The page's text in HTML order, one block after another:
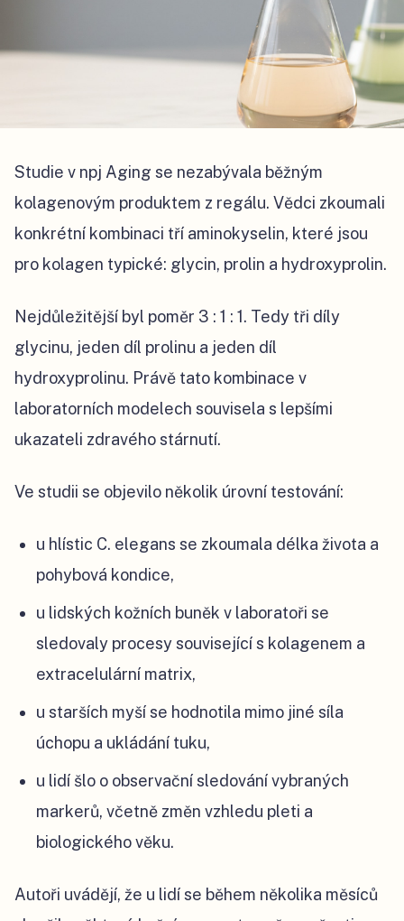
Studie v npj Aging se nezabývala běžným
kolagenovým produktem z regálu. Vědci zkoumali
konkrétní kombinaci tří aminokyselin, které jsou
pro kolagen typické: glycin, prolin a hydroxyprolin.
Nejdůležitější byl poměr 3 : 1 : 1. Tedy tři díly
glycinu, jeden díl prolinu a jeden díl
hydroxyprolinu. Právě tato kombinace v
laboratorních modelech souvisela s lepšími
ukazateli zdravého stárnutí.
Ve studii se objevilo několik úrovní testování:
u hlístic C. elegans se zkoumala délka života a
pohybová kondice,
u lidských kožních buněk v laboratoři se
sledovaly procesy související s kolagenem a
extracelulární matrix,
u starších myší se hodnotila mimo jiné síla
úchopu a ukládání tuku,
u lidí šlo o observační sledování vybraných
markerů, včetně změn vzhledu pleti a
biologického věku.
Autoři uvádějí, že u lidí se během několika měsíců